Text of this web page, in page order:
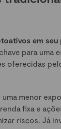
em
para uma
oferecidas
menor
fixa e
riscos. Já